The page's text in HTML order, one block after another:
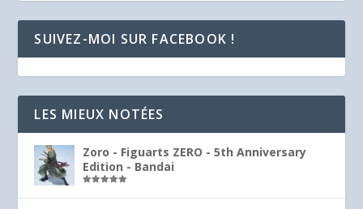
SUIVEZ-MOI SUR FACEBOOK !
LES MIEUX NOTÉES
Zoro - Figuarts ZERO - 5th Anniversary
Edition - Bandai